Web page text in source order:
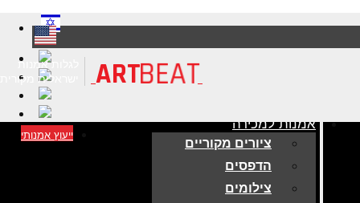
לגלות אמנות
ישראלית מקורית
ARTBEAT
ייעוץ אמנותי
אמנות למכירה
ציורים מקוריים
הדפסים
צילומים